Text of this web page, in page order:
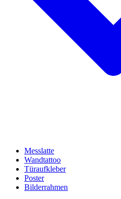
Messlatte
Wandtattoo
Türaufkleber
Poster
Bilderrahmen